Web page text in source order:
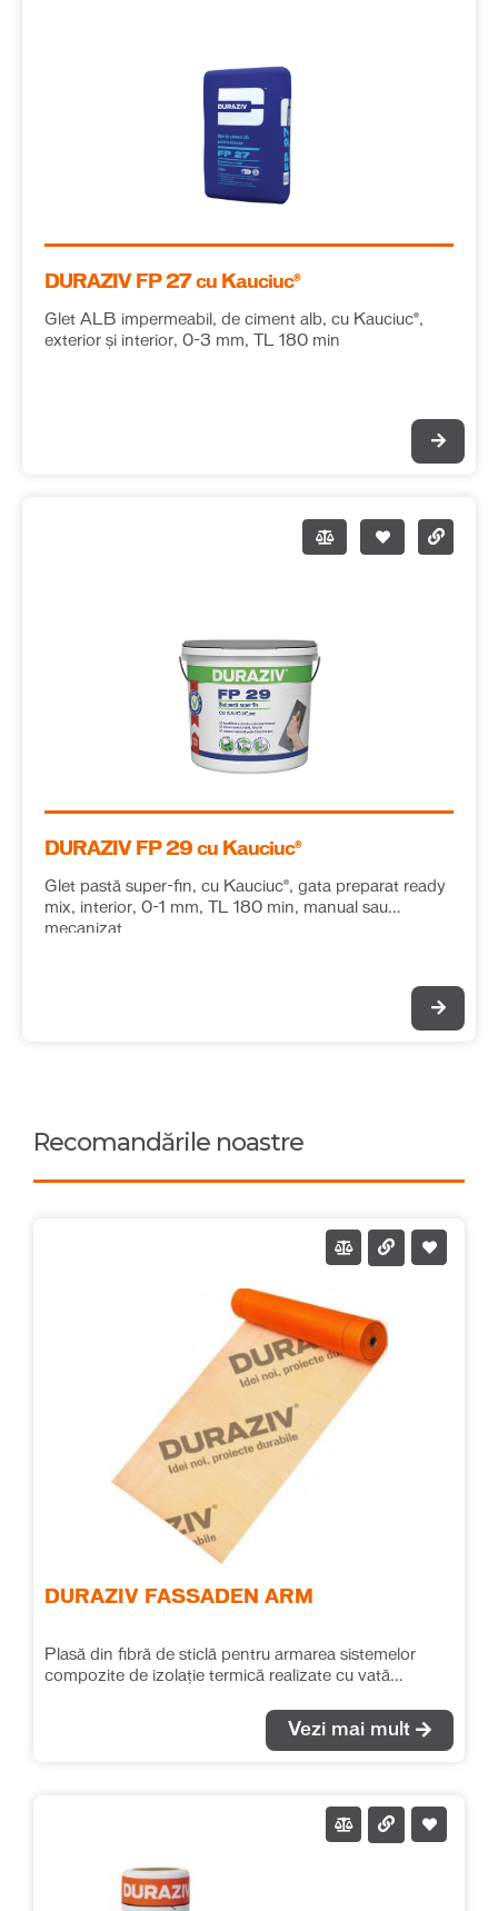
DURAZIV FP 27 cu Kauciuc®
Glet ALB impermeabil, de ciment alb, cu Kauciuc®,
exterior și interior, 0-3 mm, TL 180 min
DURAZIV FP 29 cu Kauciuc®
Glet pastă super-fin, cu Kauciuc®, gata preparat ready
mix, interior, 0-1 mm, TL 180 min, manual sau
mecanizat
Recomandările noastre
DURAZIV FASSADEN ARM
Plasă din fibră de sticlă pentru armarea sistemelor
compozite de izolație termică realizate cu vată
Vezi mai mult